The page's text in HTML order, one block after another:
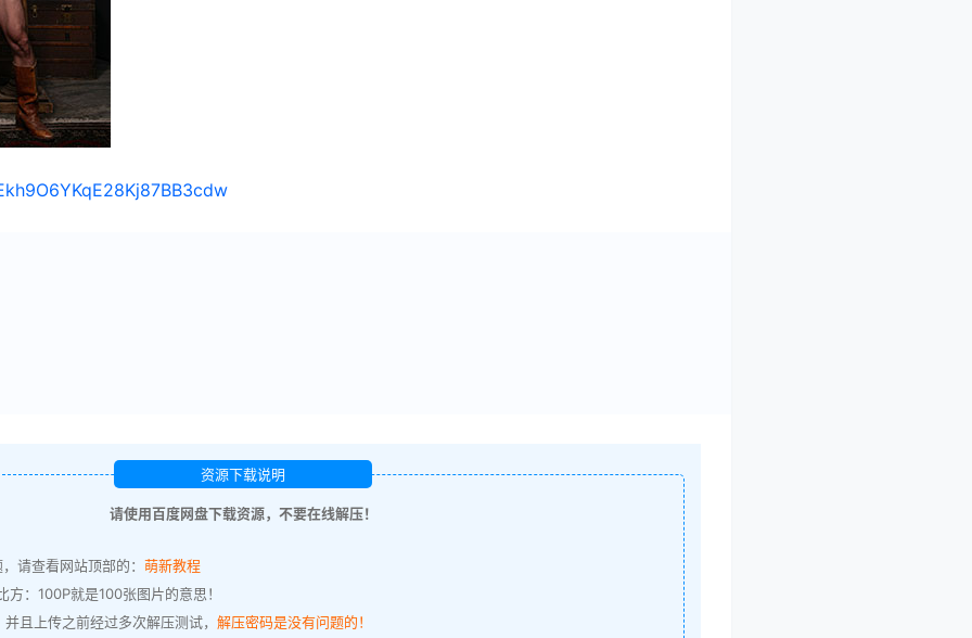
资源下载说明
请使用百度网盘下载资源，不要在线解压！
请查看网站顶部的： 萌新教程
：100P就是100张图片的意思！
并且上传之前经过多次解压测试， 解压密码是没有问题的！